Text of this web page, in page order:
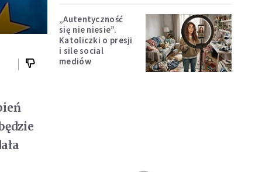
„Autentyczność
się nie niesie”.
Katoliczki o presji
i sile social
mediów